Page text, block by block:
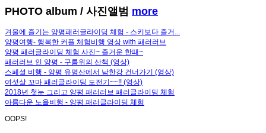
PHOTO album / 사진앨범 more
겨울에 즐기는 양평패러글라이딩 체험 - 스키보다 즐거...
양평여행- 행복한 커플 체험비행 영상 with 패러러브
양평 패러글라이딩 체험 사진~ 즐거운 한때~
패러러브 인 양평 - 구름위의 산책 (영상)
스페셜 비행 - 양평 유명산에서 남한강 건너가기 (영상)
여섯살 꼬마 패러글라이딩 도전기~~!! (영상)
2018년 첫눈 그리고 양평 패러러브 패러글라이딩 체험
아름다운 노을비행 - 양평 패러글라이딩 체험
OOPS!